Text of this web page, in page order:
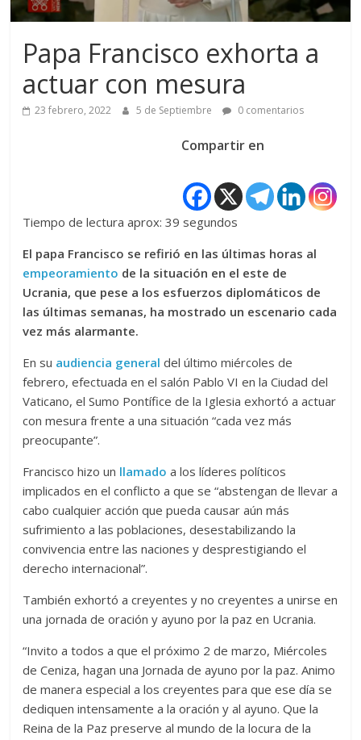
Papa Francisco exhorta a
actuar con mesura
23 febrero, 2022 5 de Septiembre 0 comentarios
Compartir en
Tiempo de lectura aprox: 39 segundos
El papa Francisco se refirió en las últimas horas al
empeoramiento de la situación en el este de
Ucrania, que pese a los esfuerzos diplomáticos de
las últimas semanas, ha mostrado un escenario cada
vez más alarmante.
En su audiencia general del último miércoles de
febrero, efectuada en el salón Pablo VI en la Ciudad del
Vaticano, el Sumo Pontífice de la Iglesia exhortó a actuar
con mesura frente a una situación “cada vez más
preocupante”.
Francisco hizo un llamado a los líderes políticos
implicados en el conflicto a que se “abstengan de llevar a
cabo cualquier acción que pueda causar aún más
sufrimiento a las poblaciones, desestabilizando la
convivencia entre las naciones y desprestigiando el
derecho internacional”.
También exhortó a creyentes y no creyentes a unirse en
una jornada de oración y ayuno por la paz en Ucrania.
“Invito a todos a que el próximo 2 de marzo, Miércoles
de Ceniza, hagan una Jornada de ayuno por la paz. Animo
de manera especial a los creyentes para que ese día se
dediquen intensamente a la oración y al ayuno. Que la
Reina de la Paz preserve al mundo de la locura de la